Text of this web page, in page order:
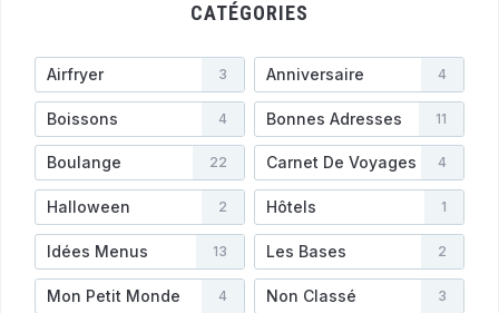
CATÉGORIES
Airfryer 3 Anniversaire 4
Boissons 4 Bonnes Adresses 11
Boulange 22 Carnet De Voyages 4
Halloween 2 Hôtels 1
Idées Menus 13 Les Bases 2
Mon Petit Monde 4 Non Classé 3